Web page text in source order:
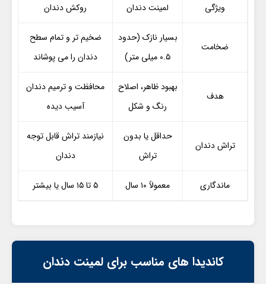
ویژگی
لمینت دندان روکش دندان
ضخامت
بسیار نازک (حدود
۰.۵ میلی متر)
ضخیم تر و تمام سطح
دندان را می پوشاند
هدف
بهبود ظاهر، اصلاح
رنگ و شکل
محافظت و ترمیم دندان
آسیب دیده
تراش دندان
حداقل یا بدون
تراش
نیازمند تراش قابل توجه
دندان
ماندگاری معمولاً ۱۰ سال ۵ تا ۱۵ سال یا بیشتر
کاندیدا های مناسب برای لمینت دندان